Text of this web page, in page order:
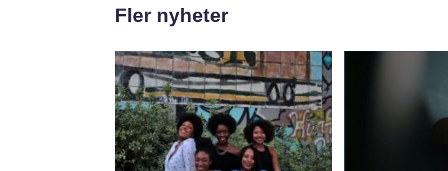
Fler nyheter